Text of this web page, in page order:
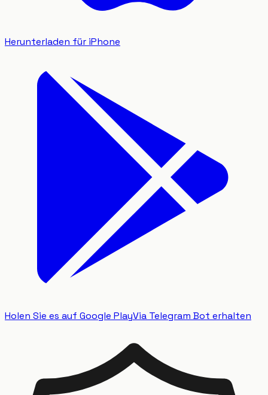
Herunterladen für iPhone
Holen Sie es auf Google PlayVia Telegram Bot erhalten